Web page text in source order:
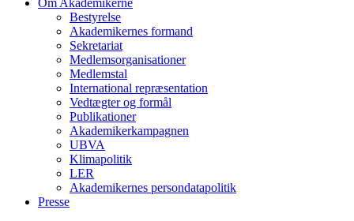
Om Akademikerne
Bestyrelse
Akademikernes formand
Sekretariat
Medlemsorganisationer
Medlemstal
International repræsentation
Vedtægter og formål
Publikationer
Akademikerkampagnen
UBVA
Klimapolitik
LER
Akademikernes persondatapolitik
Presse